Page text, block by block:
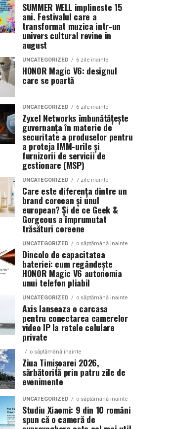
SUMMER WELL implineste 15
ani. Festivalul care a
transformat muzica intr-un
univers cultural revine in
august
UNCATEGORIZED 6 zile inainte
HONOR Magic V6: designul
care se poartă
UNCATEGORIZED 6 zile inainte
Zyxel Networks îmbunătățește
guvernanța în materie de
securitate a produselor pentru
a proteja IMM-urile și
furnizorii de servicii de
gestionare (MSP)
UNCATEGORIZED 7 zile inainte
Care este diferența dintre un
brand coreean și unul
european? Și de ce Geek &
Gorgeous a împrumutat
trăsături coreene
UNCATEGORIZED o săptămână inainte
Dincolo de capacitatea
bateriei: cum regândește
HONOR Magic V6 autonomia
unui telefon pliabil
UNCATEGORIZED o săptămână inainte
Axis lanseaza o carcasa
pentru conectarea camerelor
video IP la retele celulare
private
o săptămână inainte
Ziua Timișoarei 2026,
sărbătorită prin patru zile de
evenimente
UNCATEGORIZED o săptămână inainte
Studiu Xiaomi: 9 din 10 români
spun că o cameră de